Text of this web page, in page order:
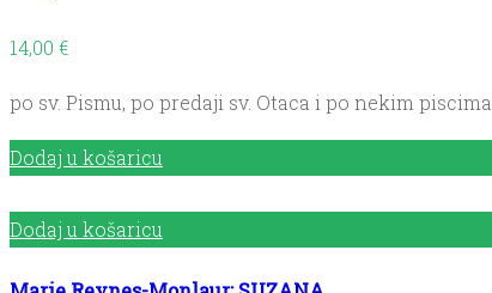
14,00 €
po sv. Pismu, po predaji sv. Otaca i po nekim piscima
Dodaj u košaricu
Dodaj u košaricu